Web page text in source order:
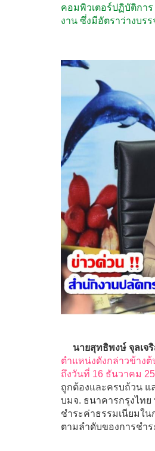
คอมพิวเตอร์ปฏิบัติกา
งาน ซึ่งมีอัตราว่างบร
นายสุทธิพงษ์ จุลเจ
ตำแหน่งดังกล่าวข้าง
ถึงวันที่ 16 ธันวาคม
ถูกต้องและครบถ้วน แ
บมจ. ธนาคารกรุงไทย
ชำระค่าธรรมเนียมใ
ตามลำดับของการชำร